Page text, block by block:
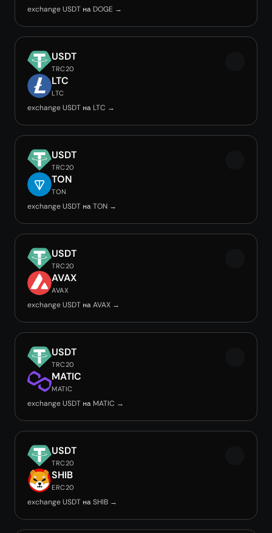
exchange USDT на DOGE →
USDT
TRC20
LTC
LTC
exchange USDT на LTC →
USDT
TRC20
TON
TON
exchange USDT на TON →
USDT
TRC20
AVAX
AVAX
exchange USDT на AVAX →
USDT
TRC20
MATIC
MATIC
exchange USDT на MATIC →
USDT
TRC20
SHIB
ERC20
exchange USDT на SHIB →